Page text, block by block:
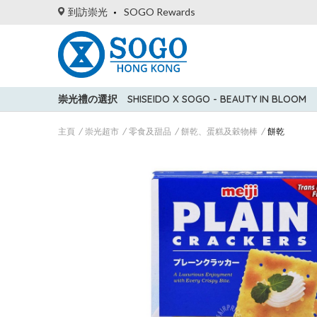
到訪崇光 SOGO Rewards
崇光禮の選択 SHISEIDO X SOGO - BEAUTY IN BLOOM
主頁 崇光超市 零食及甜品 餅乾、蛋糕及穀物棒 餅乾